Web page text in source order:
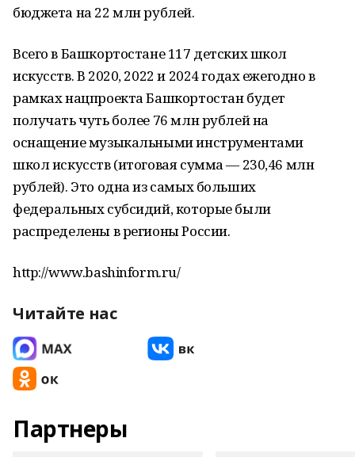
бюджета на 22 млн рублей.
Всего в Башкортостане 117 детских школ
искусств. В 2020, 2022 и 2024 годах ежегодно в
рамках нацпроекта Башкортостан будет
получать чуть более 76 млн рублей на
оснащение музыкальными инструментами
школ искусств (итоговая сумма — 230,46 млн
рублей). Это одна из самых больших
федеральных субсидий, которые были
распределены в регионы России.
http://www.bashinform.ru/
Читайте нас
Партнеры